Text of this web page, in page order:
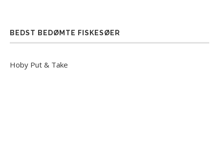
BEDST BEDØMTE FISKESØER
Hoby Put & Take